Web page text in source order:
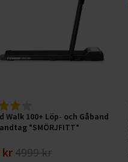
Walk 100+ Löp- och Gåband
*SMÖRJFITT*
kr4999 kr